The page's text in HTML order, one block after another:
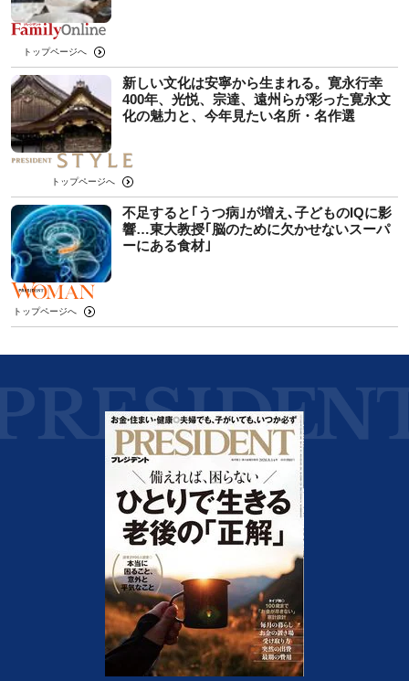
トップページへ
新しい文化は安寧から生まれる。寛永行幸
400年、光悦、宗達、遠州らが彩った寛永文
化の魅力と、今年見たい名所・名作選
トップページへ
不足すると｢うつ病｣が増え､子どものIQに影
響…東大教授｢脳のために欠かせないスーパ
ーにある食材｣
トップページへ